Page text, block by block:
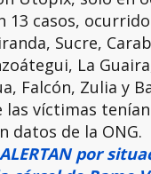
13 casos,
Sucre,
La
Falcón, Zulia y
las víctimas
datos de la ONG.
ALERTAN por